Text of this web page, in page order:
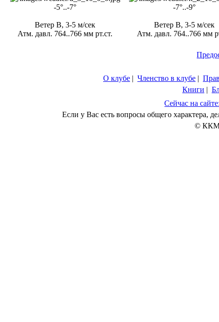
-5°..-7°
Ветер В, 3-5 м/сек
Атм. давл. 764..766 мм рт.ст.
-7°..-9°
Ветер В, 3-5 м/сек
Атм. давл. 764..766 мм
О клубе | Членство в клубе |
Книги |
Сейчас на
Если у Вас есть вопросы общего характера,
© ККМ